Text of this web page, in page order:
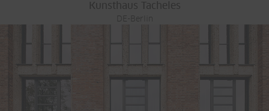
Kunsthaus Tacheles
DE-Berlin